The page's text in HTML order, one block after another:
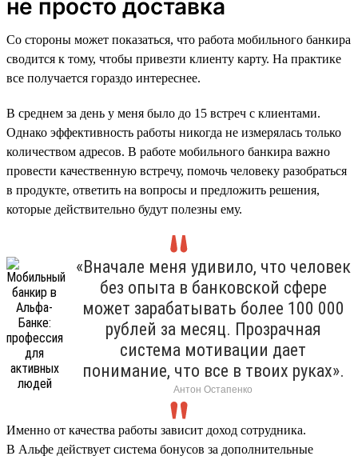
не просто доставка
Со стороны может показаться, что работа мобильного банкира
сводится к тому, чтобы привезти клиенту карту. На практике
все получается гораздо интереснее.
В среднем за день у меня было до 15 встреч с клиентами.
Однако эффективность работы никогда не измерялась только
количеством адресов. В работе мобильного банкира важно
провести качественную встречу, помочь человеку разобраться
в продукте, ответить на вопросы и предложить решения,
которые действительно будут полезны ему.
«Вначале меня удивило, что человек
без опыта в банковской сфере
может зарабатывать более 100 000
рублей за месяц. Прозрачная
система мотивации дает
понимание, что все в твоих руках».
Антон Остапенко
Именно от качества работы зависит доход сотрудника.
В Альфе действует система бонусов за дополнительные